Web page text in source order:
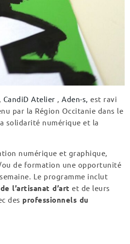
CandiD Atelier Aden-s, est ravi
par la Région Occitanie dans le
solidarité numérique et la
numérique et graphique,
ou de formation une opportunité
Le programme inclut
l’artisanat d’art et de leurs
des professionnels du